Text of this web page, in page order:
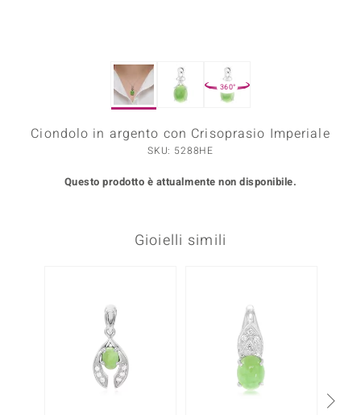
360°
Ciondolo in argento con Crisoprasio Imperiale
SKU: 5288HE
Questo prodotto è attualmente non disponibile.
Gioielli simili